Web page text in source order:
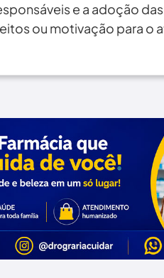
e a adoção
ou motivação para o